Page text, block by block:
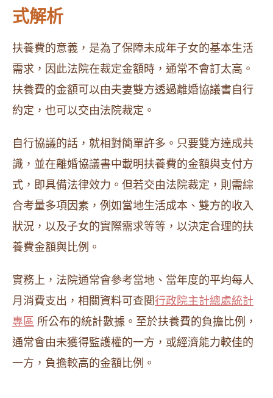
式解析
扶養費的意義，是為了保障未成年子女的基本生活
需求，因此法院在裁定金額時，通常不會訂太高。
扶養費的金額可以由夫妻雙方透過離婚協議書自行
約定，也可以交由法院裁定。
自行協議的話，就相對簡單許多。只要雙方達成共
識，並在離婚協議書中載明扶養費的金額與支付方
式，即具備法律效力。但若交由法院裁定，則需綜
合考量多項因素，例如當地生活成本、雙方的收入
狀況，以及子女的實際需求等等，以決定合理的扶
養費金額與比例。
實務上，法院通常會參考當地、當年度的平均每人
月消費支出，相關資料可查閱行政院主計總處統計
專區 所公布的統計數據。至於扶養費的負擔比例，
通常會由未獲得監護權的一方，或經濟能力較佳的
一方，負擔較高的金額比例。